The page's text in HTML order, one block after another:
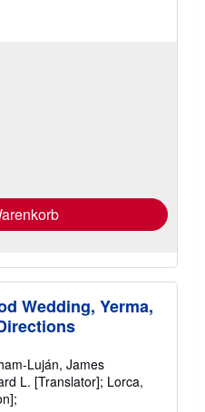
Wedding, Yerma,
Luján, James
L. [Translator]; Lorca,